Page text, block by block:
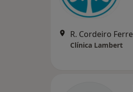
R. Cordeiro
Clínica Lambert